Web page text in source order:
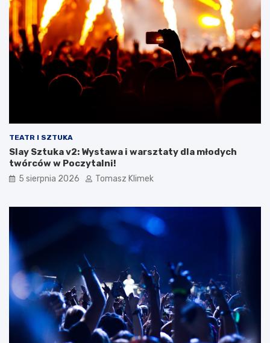
TEATR I SZTUKA
Slay Sztuka v2: Wystawa i warsztaty dla młodych
twórców w Poczytalni!
5 sierpnia 2026 Tomasz Klimek